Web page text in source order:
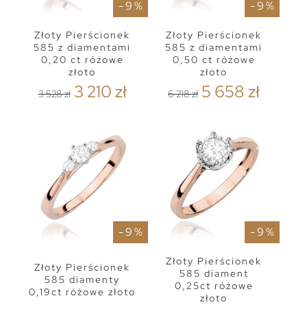
- 9 %
Złoty Pierścionek
585 z diamentami
0,20 ct różowe
złoto
3 528 zł 3 210 zł
- 9 %
Złoty Pierścionek
585 z diamentami
0,50 ct różowe
złoto
6 218 zł 5 658 zł
- 9 %
Złoty Pierścionek
585 diamenty
0,19ct różowe złoto
- 9 %
Złoty Pierścionek
585 diament
0,25ct różowe
złoto